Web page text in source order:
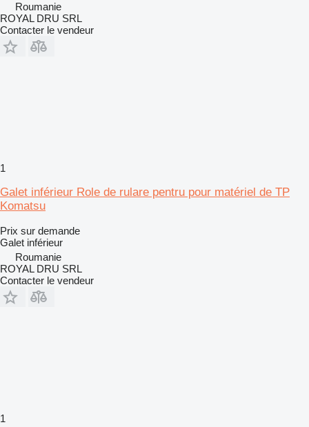
Roumanie
ROYAL DRU SRL
Contacter le vendeur
1
Galet inférieur Role de rulare pentru pour matériel de TP
Komatsu
Prix sur demande
Galet inférieur
Roumanie
ROYAL DRU SRL
Contacter le vendeur
1